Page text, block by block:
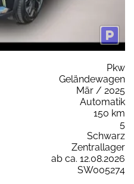
Pkw
Geländewagen
Mär / 2025
Automatik
150 km
5
Schwarz
Zentrallager
ab ca. 12.08.2026
SW005274